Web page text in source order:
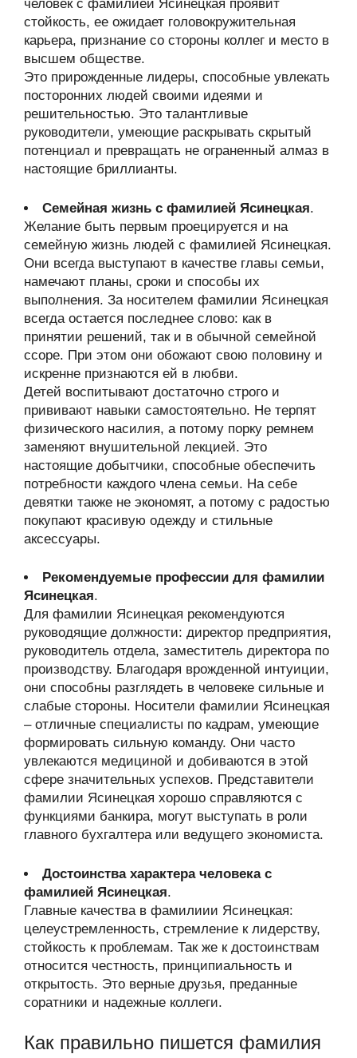
человек с фамилией Ясинецкая проявит
стойкость, ее ожидает головокружительная
карьера, признание со стороны коллег и место в
высшем обществе.
Это прирожденные лидеры, способные увлекать
посторонних людей своими идеями и
решительностью. Это талантливые
руководители, умеющие раскрывать скрытый
потенциал и превращать не ограненный алмаз в
настоящие бриллианты.
Семейная жизнь с фамилией Ясинецкая.
Желание быть первым проецируется и на
семейную жизнь людей с фамилией Ясинецкая.
Они всегда выступают в качестве главы семьи,
намечают планы, сроки и способы их
выполнения. За носителем фамилии Ясинецкая
всегда остается последнее слово: как в
принятии решений, так и в обычной семейной
ссоре. При этом они обожают свою половину и
искренне признаются ей в любви.
Детей воспитывают достаточно строго и
прививают навыки самостоятельно. Не терпят
физического насилия, а потому порку ремнем
заменяют внушительной лекцией. Это
настоящие добытчики, способные обеспечить
потребности каждого члена семьи. На себе
девятки также не экономят, а потому с радостью
покупают красивую одежду и стильные
аксессуары.
Рекомендуемые профессии для фамилии
Ясинецкая.
Для фамилии Ясинецкая рекомендуются
руководящие должности: директор предприятия,
руководитель отдела, заместитель директора по
производству. Благодаря врожденной интуиции,
они способны разглядеть в человеке сильные и
слабые стороны. Носители фамилии Ясинецкая
– отличные специалисты по кадрам, умеющие
формировать сильную команду. Они часто
увлекаются медициной и добиваются в этой
сфере значительных успехов. Представители
фамилии Ясинецкая хорошо справляются с
функциями банкира, могут выступать в роли
главного бухгалтера или ведущего экономиста.
Достоинства характера человека с
фамилией Ясинецкая.
Главные качества в фамилиии Ясинецкая:
целеустремленность, стремление к лидерству,
стойкость к проблемам. Так же к достоинствам
относится честность, принципиальность и
открытость. Это верные друзья, преданные
соратники и надежные коллеги.
Как правильно пишется фамилия